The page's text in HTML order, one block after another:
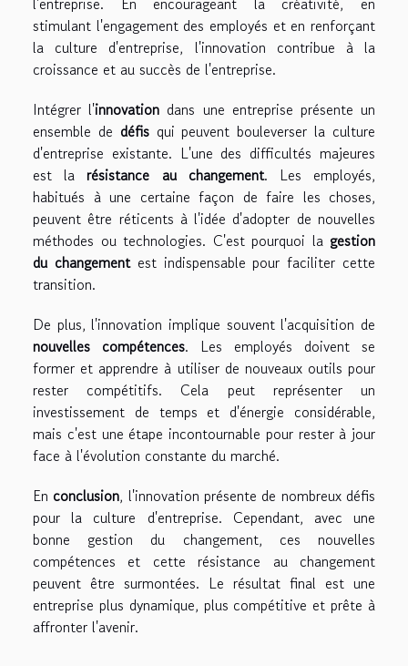
stimulant l'engagement des employés et en renforçant
la culture d'entreprise, l'innovation contribue à la
croissance et au succès de l'entreprise.
Intégrer l'innovation dans une entreprise présente un
ensemble de défisqui peuvent bouleverser la culture
d'entreprise existante. L'une des difficultés majeures
est larésistance au changement. Les employés,
habitués à une certaine façon de faire les choses,
peuvent être réticents à l'idée d'adopter de nouvelles
méthodes ou technologies. C'est pourquoi la gestion
du changementest indispensable pour faciliter cette
transition.
De plus, l'innovation implique souvent l'acquisition de
nouvelles compétences. Les employés doivent se
former et apprendre à utiliser de nouveaux outils pour
rester compétitifs. Cela peut représenter un
investissement de temps et d'énergie considérable,
mais c'est une étape incontournable pour rester à jour
face à l'évolution constante du marché.
En conclusion, l'innovation présente de nombreux défis
pour la culture d'entreprise. Cependant, avec une
bonne gestion du changement, ces nouvelles
compétences et cette résistance au changement
peuvent être surmontées. Le résultat final est une
entreprise plus dynamique, plus compétitive et prête à
affronter l'avenir.